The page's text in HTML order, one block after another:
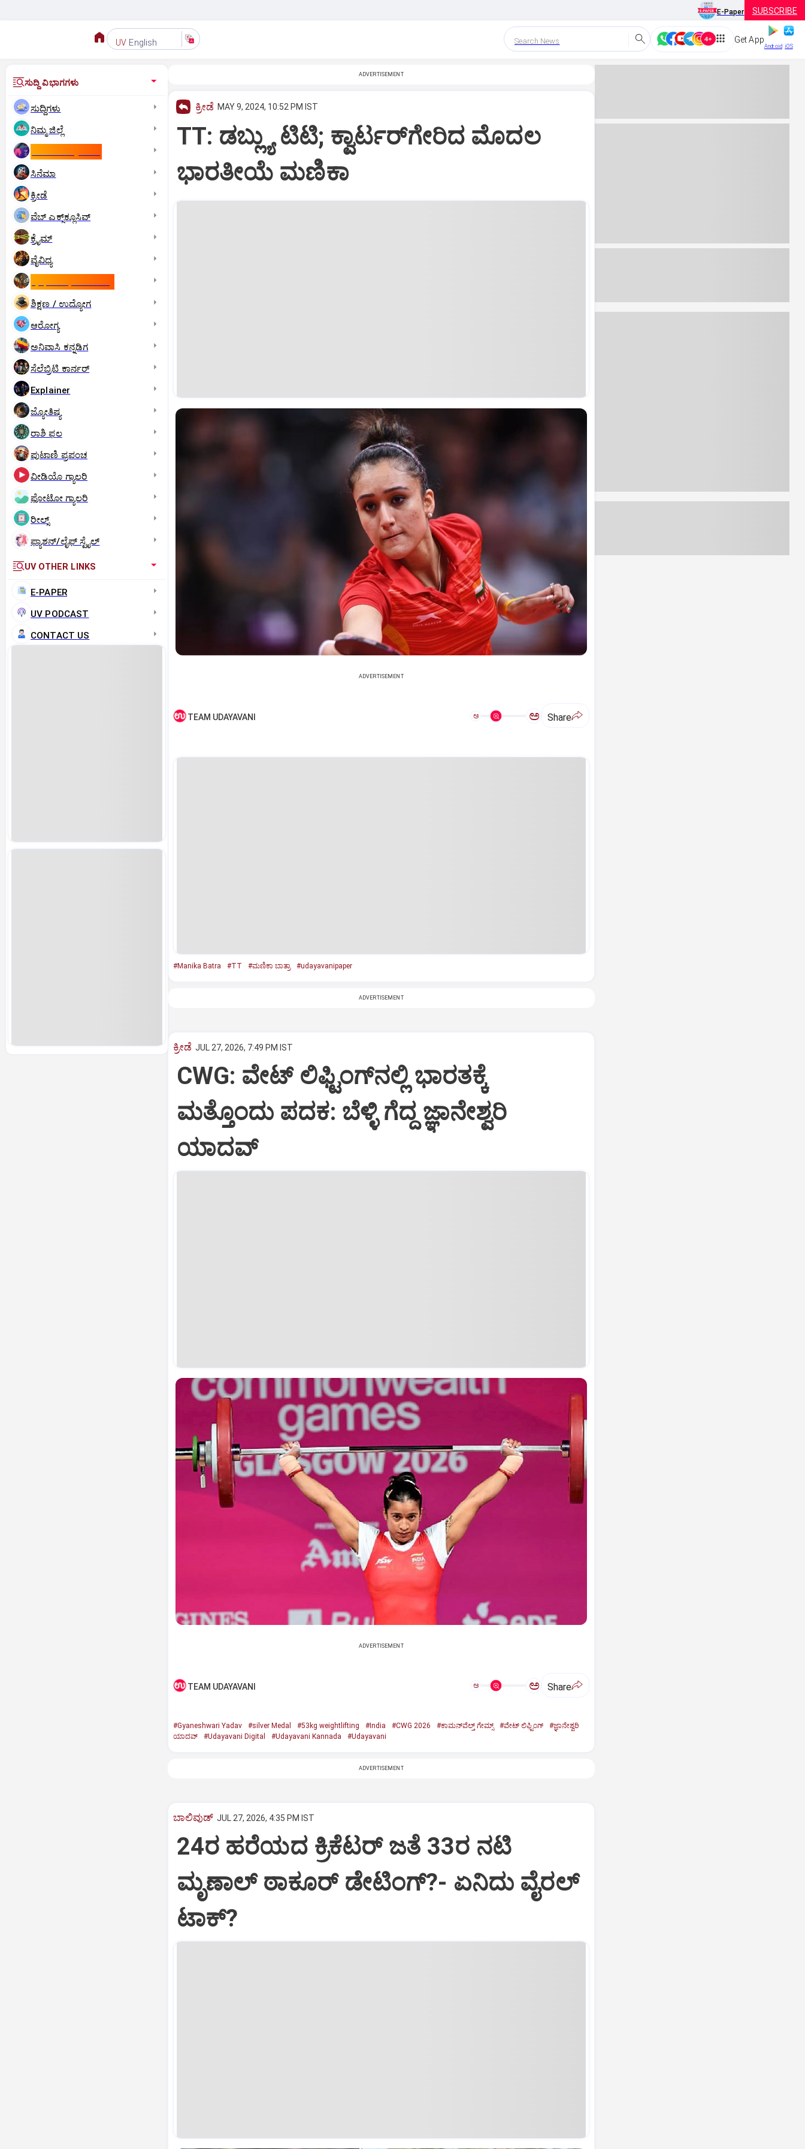
E-Paper SUBSCRIBE
UV English Search News Get App
Android iOS
ಸುದ್ದಿ ವಿಭಾಗಗಳು
ಸುದ್ದಿಗಳು
ನಿಮ್ಮ ಜಿಲ್ಲೆ
ಸಿನೆಮಾ
ಕ್ರೀಡೆ
ವೆಬ್ ಎಕ್ಸ್‌ಕ್ಲೂಸಿವ್
ಕ್ರೈಮ್
ವೈವಿಧ್ಯ
ಶಿಕ್ಷಣ / ಉದ್ಯೋಗ
ಆರೋಗ್ಯ
ಅನಿವಾಸಿ ಕನ್ನಡಿಗ
ಸೆಲೆಬ್ರಿಟಿ ಕಾರ್ನರ್‌
Explainer
ಜ್ಯೋತಿಷ್ಯ
ರಾಶಿ ಫಲ
ಪುಟಾಣಿ ಪ್ರಪಂಚ
ವೀಡಿಯೊ ಗ್ಯಾಲರಿ
ಫೋಟೋ ಗ್ಯಾಲರಿ
ರೀಲ್ಸ್
ಫ್ಯಾಶನ್/ಲೈಫ್‌ ಸ್ಟೈಲ್
UV OTHER LINKS
E-PAPER
UV PODCAST
CONTACT US
ADVERTISEMENT
ಕ್ರೀಡೆ MAY 9, 2024, 10:52 PM IST
TT: ಡಬ್ಲ್ಯು ಟಿಟಿ; ಕ್ವಾರ್ಟರ್‌ಗೇರಿದ ಮೊದಲ
ಭಾರತೀಯೆ ಮಣಿಕಾ
ADVERTISEMENT
TEAM UDAYAVANI ಅ ಅ Share
#Manika Batra #TT #ಮಣಿಕಾ ಬಾತ್ರಾ #udayavanipaper
ADVERTISEMENT
ಕ್ರೀಡೆ JUL 27, 2026, 7:49 PM IST
CWG: ವೇಟ್‌ ಲಿಫ್ಟಿಂಗ್‌ನಲ್ಲಿ ಭಾರತಕ್ಕೆ
ಮತ್ತೊಂದು ಪದಕ: ಬೆಳ್ಳಿ ಗೆದ್ದ ಜ್ಞಾನೇಶ್ವರಿ
ಯಾದವ್
ADVERTISEMENT
TEAM UDAYAVANI ಅ ಅ Share
#Gyaneshwari Yadav #silver Medal #53kg weightlifting #India #CWG 2026 #ಕಾಮನ್‌ವೆಲ್ತ್ ಗೇಮ್ಸ್‌ #ವೇಟ್‌ ಲಿಫ್ಟಿಂಗ್‌
#ಜ್ಞಾನೇಶ್ವರಿ
ಯಾದವ್
#Udayavani Digital #Udayavani Kannada #Udayavani
ADVERTISEMENT
ಬಾಲಿವುಡ್‌ JUL 27, 2026, 4:35 PM IST
24ರ ಹರೆಯದ ಕ್ರಿಕೆಟರ್‌ ಜತೆ 33ರ ನಟಿ
ಮೃಣಾಲ್‌ ಠಾಕೂರ್‌ ಡೇಟಿಂಗ್?-‌ ಏನಿದು ವೈರಲ್‌
ಟಾಕ್?‌